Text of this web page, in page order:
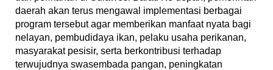
daerah akan terus mengawal implementasi berbagai
program tersebut agar memberikan manfaat nyata bagi
nelayan, pembudidaya ikan, pelaku usaha perikanan,
masyarakat pesisir, serta berkontribusi terhadap
terwujudnya swasembada pangan, peningkatan